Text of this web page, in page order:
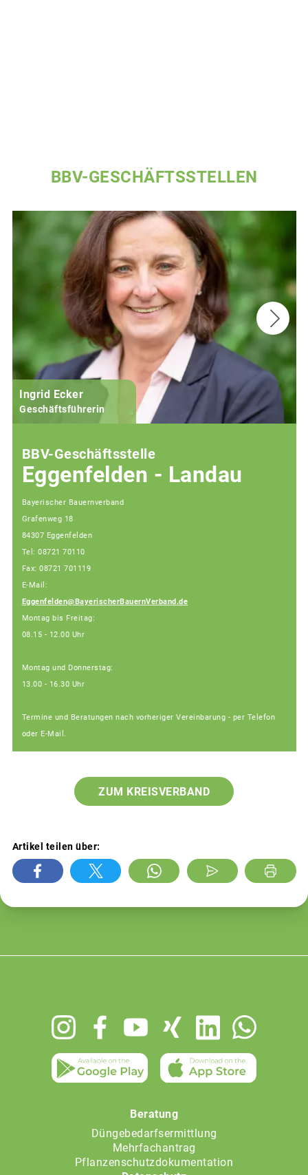
BBV-GESCHÄFTSSTELLEN
Ingrid Ecker
Geschäftsführerin
BBV-Geschäftsstelle
Eggenfelden - Landau
Bayerischer Bauernverband
Grafenweg 18
84307 Eggenfelden
Tel: 08721 70110
Fax: 08721 701119
E-Mail:
Eggenfelden@BayerischerBauernVerband.de
Montag bis Freitag:
08.15 - 12.00 Uhr
Montag und Donnerstag:
13.00 - 16.30 Uhr
Termine und Beratungen nach vorheriger Vereinbarung - per Telefon
oder E-Mail.
ZUM KREISVERBAND
Artikel teilen über:
Beratung
Düngebedarfsermittlung
Mehrfachantrag
Pflanzenschutzdokumentation